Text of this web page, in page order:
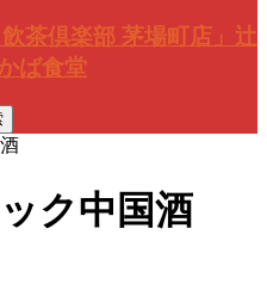
茶倶楽部 茅場町店」辻
ば食堂
ク中国酒